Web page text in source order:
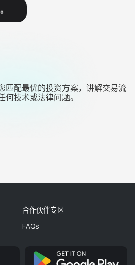
匹配最优的投资方案，讲解交易流
技术或法律问题。
合作伙伴专区
FAQs